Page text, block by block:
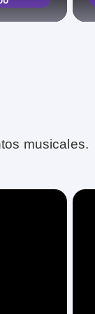
musicales.